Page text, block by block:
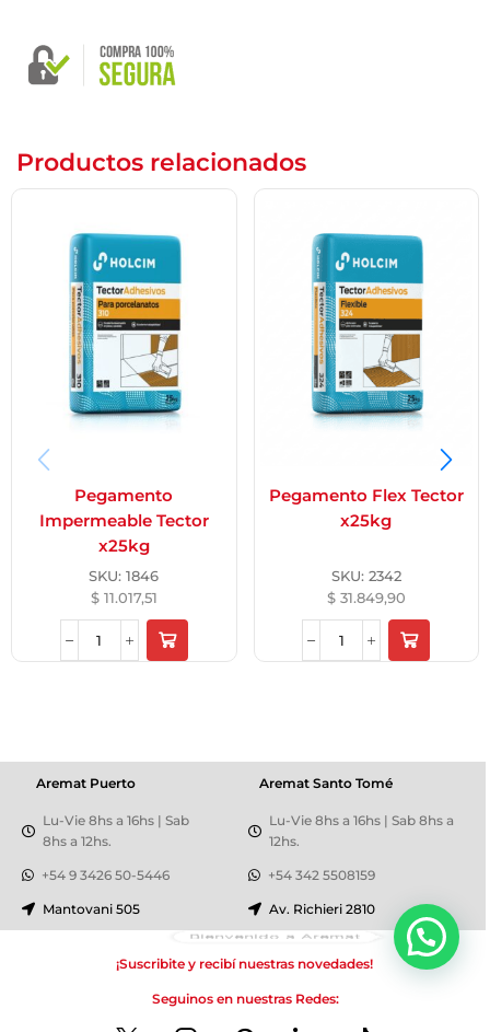
Productos relacionados
Pegamento
Impermeable Tector
x25kg
SKU:1846
$11.017,51
Pegamento Flex Tector
x25kg
SKU: 2342
$31.849,90
Aremat Santo Tomé
Lu-Vie 8hs a 16hs | Sab 8hs a
12hs.
+54 342 5508159
Av. Richieri 2810
Aremat Puerto
Lu-Vie 8hs a 16hs | Sab
8hs a 12hs.
+54 9 3426 50-5446
Mantovani 505
¡Suscribite y recibí nuestras novedades!
Seguinos en nuestras Redes:
Bienvenido a Aremat